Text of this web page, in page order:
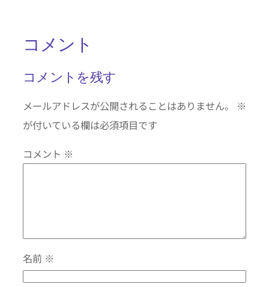
コメント
コメントを残す
メールアドレスが公開されることはありません。
※
が付いている欄は必須項目です
コメント ※
名前 ※